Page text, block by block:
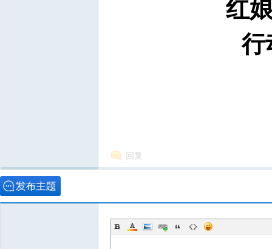
红
行
回复